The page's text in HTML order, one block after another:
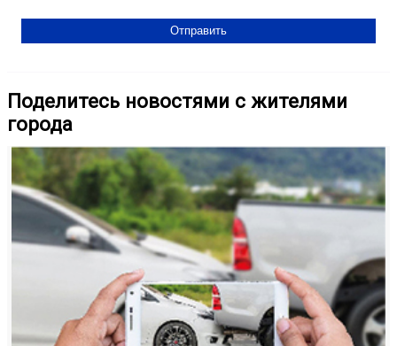
Поделитесь новостями с жителями
города